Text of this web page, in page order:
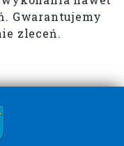
Gwarantujemy
zleceń.